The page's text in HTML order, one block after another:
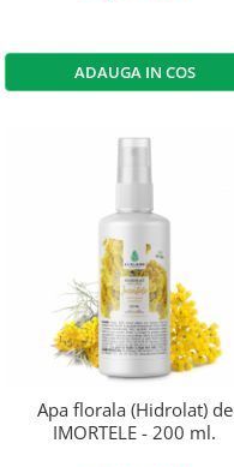
ADAUGA IN COS
Apa florala (Hidrolat) de
IMORTELE - 200 ml.